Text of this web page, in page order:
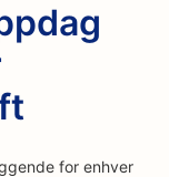
for enhver